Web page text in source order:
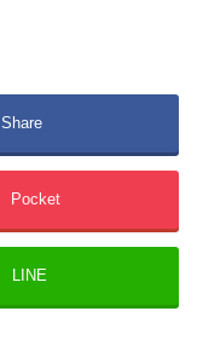
Share
Pocket
LINE